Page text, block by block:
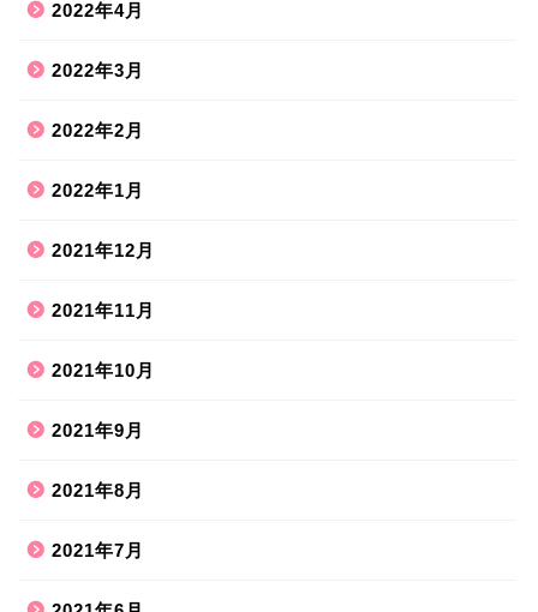
2022年4月
2022年3月
2022年2月
2022年1月
2021年12月
2021年11月
2021年10月
2021年9月
2021年8月
2021年7月